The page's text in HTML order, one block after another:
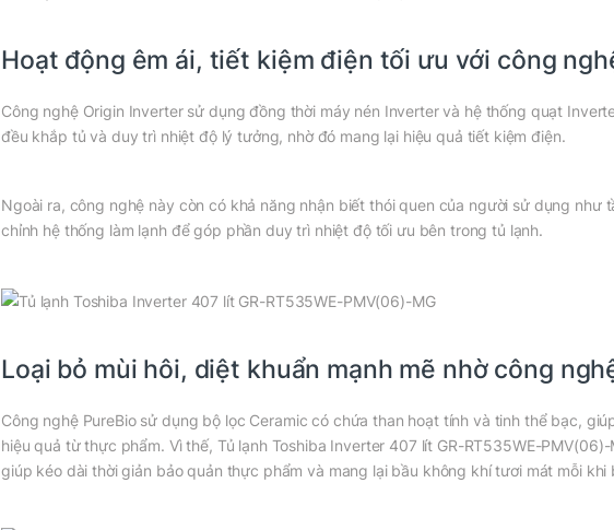
Hoạt động êm ái, tiết kiệm điện tối ưu với công
Công nghệ Origin Inverter sử dụng đồng thời máy nén Inverter và hệ thống quạt
đều khắp tủ và duy trì nhiệt độ lý tưởng, nhờ đó mang lại hiệu quả tiết kiệm điện.
Ngoài ra, công nghệ này còn có khả năng nhận biết thói quen của người sử dụng như
chỉnh hệ thống làm lạnh để góp phần duy trì nhiệt độ tối ưu bên trong tủ lạnh.
Loại bỏ mùi hôi, diệt khuẩn mạnh mẽ nhờ công
Công nghệ PureBio sử dụng bộ lọc Ceramic có chứa than hoạt tính và tinh thể bạc,
hiệu quả từ thực phẩm. Vì thế, Tủ lạnh Toshiba Inverter 407 lít GR-RT535WE-
giúp kéo dài thời giản bảo quản thực phẩm và mang lại bầu không khí tươi mát mỗi khi